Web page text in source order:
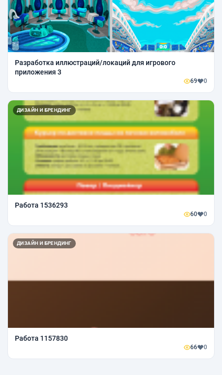
Разработка иллюстраций/локаций для игрового
приложения 3
69 0
ДИЗАЙН И БРЕНДИНГ
Работа 1536293
60 0
ДИЗАЙН И БРЕНДИНГ
Работа 1157830
66 0